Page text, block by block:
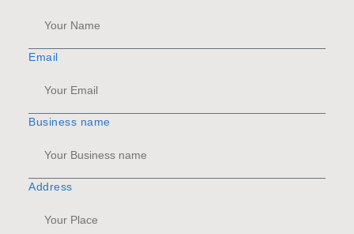
Email
Business name
Address